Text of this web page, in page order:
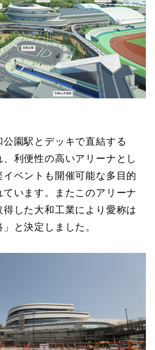
園駅とデッキで直結する
利便性の高いアリーナとし
ベントも開催可能な多目的
います。またこのアリーナ
した大和工業により愛称は
と決定しました。